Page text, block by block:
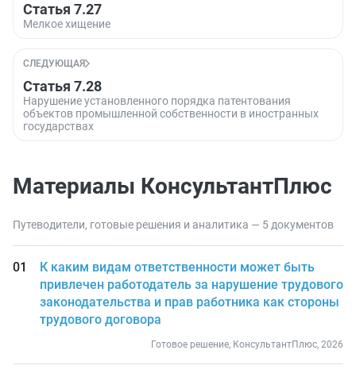
Статья 7.27
Мелкое хищение
СЛЕДУЮЩАЯ
Статья 7.28
Нарушение установленного порядка патентования
объектов промышленной собственности в иностранных
государствах
Материалы КонсультантПлюс
Путеводители, готовые решения и аналитика — 5 документов
К каким видам ответственности может быть
привлечен работодатель за нарушение трудового
законодательства и прав работника как стороны
трудового договора
Готовое решение, КонсультантПлюс, 2026